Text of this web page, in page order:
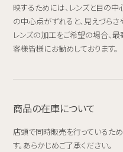
映するためには、レンズと目の
の中心点がずれると、見えづら
レンズの加工をご希望の場合、
客様皆様にお勧めしております。
商品の在庫について
店頭で同時販売を行っているた
す。あらかじめご了承ください。